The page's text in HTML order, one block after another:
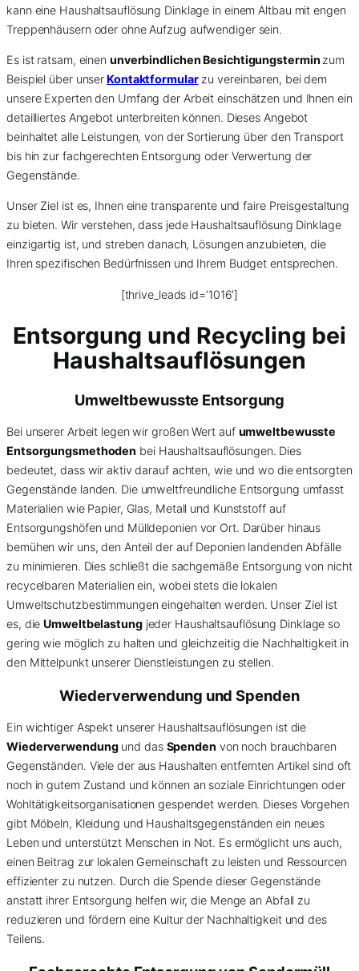
kann eine Haushaltsauflösung Dinklage in einem Altbau mit engen
Treppenhäusern oder ohne Aufzug aufwendiger sein.
Es ist ratsam, einen unverbindlichen Besichtigungstermin zum
Beispiel über unserKontaktformularzu vereinbaren, bei dem
unsere Experten den Umfang der Arbeit einschätzen und Ihnen ein
detailliertes Angebot unterbreiten können. Dieses Angebot
beinhaltet alle Leistungen, von der Sortierung über den Transport
bis hin zur fachgerechten Entsorgung oder Verwertung der
Gegenstände.
Unser Ziel ist es, Ihnen eine transparente und faire Preisgestaltung
zu bieten. Wir verstehen, dass jede Haushaltsauflösung Dinklage
einzigartig ist, und streben danach, Lösungen anzubieten, die
Ihren spezifischen Bedürfnissen und Ihrem Budget entsprechen.
[thrive_leads id=’1016′]
Entsorgung und Recycling bei
Haushaltsauflösungen
Umweltbewusste Entsorgung
Bei unserer Arbeit legen wir großen Wert auf umweltbewusste
Entsorgungsmethoden bei Haushaltsauflösungen. Dies
bedeutet, dass wir aktiv darauf achten, wie und wo die entsorgten
Gegenstände landen. Die umweltfreundliche Entsorgung umfasst
Materialien wie Papier, Glas, Metall und Kunststoff auf
Entsorgungshöfen und Mülldeponien vor Ort. Darüber hinaus
bemühen wir uns, den Anteil der auf Deponien landenden Abfälle
zu minimieren. Dies schließt die sachgemäße Entsorgung von nicht
recycelbaren Materialien ein, wobei stets die lokalen
Umweltschutzbestimmungen eingehalten werden. Unser Ziel ist
es, dieUmweltbelastungjeder Haushaltsauflösung Dinklage so
gering wie möglich zu halten und gleichzeitig die Nachhaltigkeit in
den Mittelpunkt unserer Dienstleistungen zu stellen.
Wiederverwendung und Spenden
Ein wichtiger Aspekt unserer Haushaltsauflösungen ist die
Wiederverwendungund das Spenden von noch brauchbaren
Gegenständen. Viele der aus Haushalten entfernten Artikel sind oft
noch in gutem Zustand und können an soziale Einrichtungen oder
Wohltätigkeitsorganisationen gespendet werden. Dieses Vorgehen
gibt Möbeln, Kleidung und Haushaltsgegenständen ein neues
Leben und unterstützt Menschen in Not. Es ermöglicht uns auch,
einen Beitrag zur lokalen Gemeinschaft zu leisten und Ressourcen
effizienter zu nutzen. Durch die Spende dieser Gegenstände
anstatt ihrer Entsorgung helfen wir, die Menge an Abfall zu
reduzieren und fördern eine Kultur der Nachhaltigkeit und des
Teilens.